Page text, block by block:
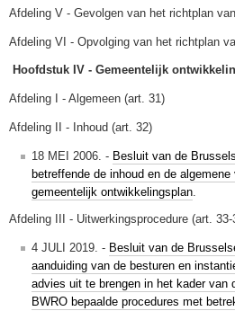
Afdeling V - Gevolgen van het richtplan
Afdeling VI - Opvolging van het richtplan
Hoofdstuk IV - Gemeentelijk
Afdeling I - Algemeen (art. 31)
Afdeling II - Inhoud (art. 32)
18 MEI 2006. - Besluit van de
betreffende de inhoud en de
gemeentelijk ontwikkelingsplan
Afdeling III - Uitwerkingsprocedure (art. 33-
4 JULI 2019. - Besluit van de
aanduiding van de besturen en
advies uit te brengen in het kader
BWRO bepaalde procedures met